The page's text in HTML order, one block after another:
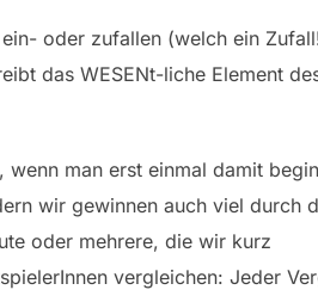
oder zufallen (welch ein
das WESENt-liche Element
man erst einmal damit
wir gewinnen auch viel durch
oder mehrere, die wir kurz
vergleichen: Jeder